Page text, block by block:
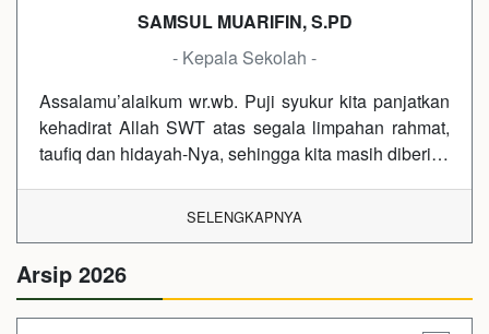
SAMSUL MUARIFIN, S.PD
- Kepala Sekolah -
Assalamu’alaikum wr.wb. Puji syukur kita panjatkan
kehadirat Allah SWT atas segala limpahan rahmat,
taufiq dan hidayah-Nya, sehingga kita masih diberi…
SELENGKAPNYA
Arsip 2026